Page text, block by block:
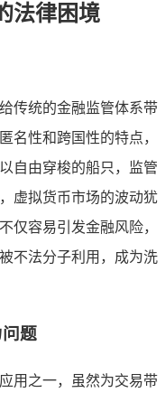
法律困境
传统的金融监管体系带
名性和跨国性的特点，
自由穿梭的船只，监管
虚拟货币市场的波动犹
仅容易引发金融风险，
不法分子利用，成为洗
问题
用之一，虽然为交易带